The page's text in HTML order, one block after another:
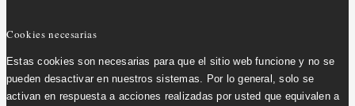
Cookies necesarias
Estas cookies son necesarias para que el sitio web funcione y no se
pueden desactivar en nuestros sistemas. Por lo general, solo se
activan en respuesta a acciones realizadas por usted que equivalen a